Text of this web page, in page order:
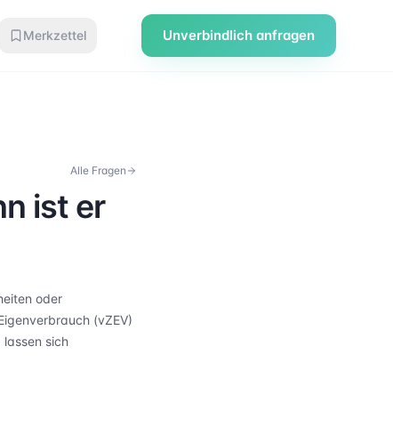
Merkzettel Unverbindlich anfragen
Alle Fragen
ist er
oder
(vZEV)
sich